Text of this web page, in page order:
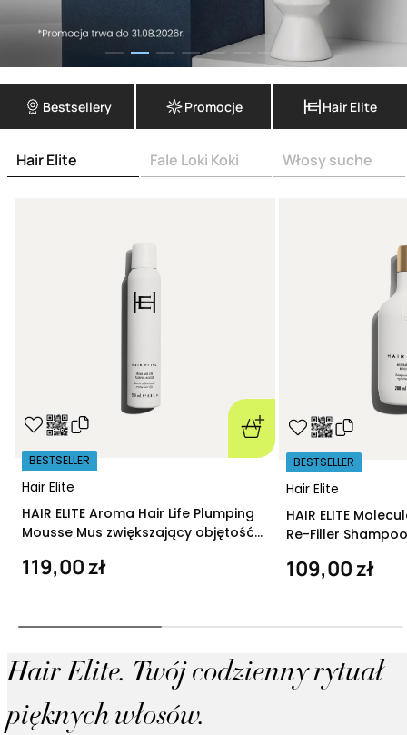
Bestsellery Promocje Hair Elite
Hair Elite Fale Loki Koki Włosy suche
Hair Elite
BESTSELLER
HAIR ELITE Aroma Hair Life Plumping
Mousse Mus zwiększający objętość
119,00 zł
Hair Elite
BESTSELLER
HAIR ELITE
Re-Filler
109,00 zł
Hair Elite. Twój codzienny rytuał
pięknych włosów.